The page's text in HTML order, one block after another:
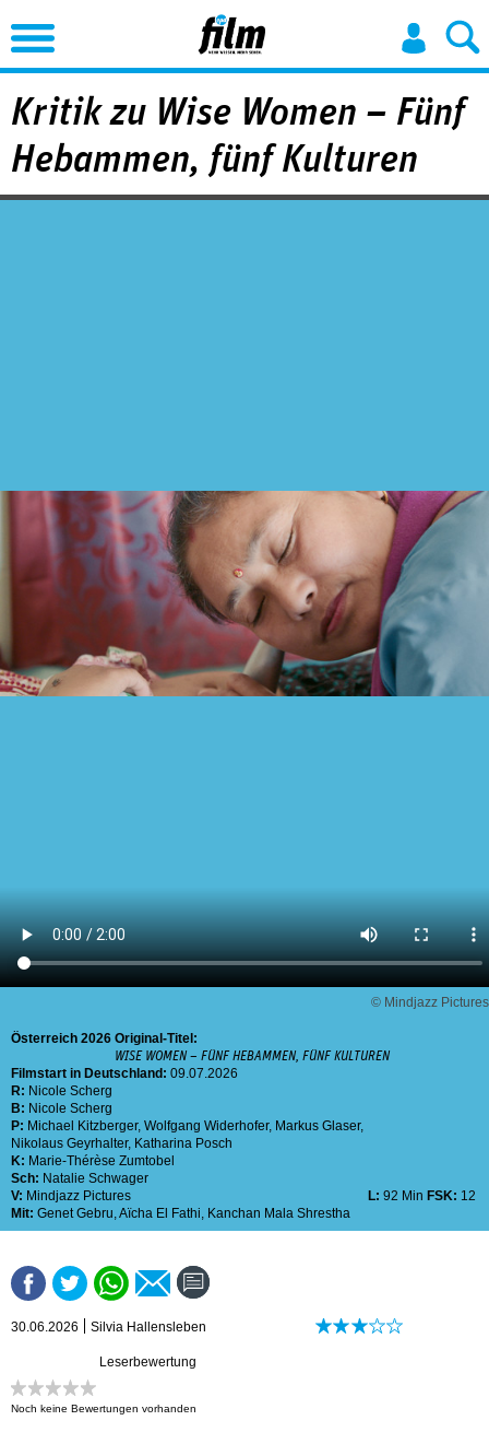
Jump to Navigation
Kritik zu Wise Women – Fünf
Hebammen, fünf Kulturen
© Mindjazz Pictures
Österreich 2026 Original-Titel:
WISE WOMEN – FÜNF HEBAMMEN, FÜNF KULTUREN
Filmstart in Deutschland: 09.07.2026
R: Nicole Scherg
B: Nicole Scherg
P: Michael Kitzberger, Wolfgang Widerhofer, Markus Glaser,
Nikolaus Geyrhalter, Katharina Posch
K: Marie-Thérèse Zumtobel
Sch: Natalie Schwager
V: Mindjazz Pictures L: 92 Min FSK: 12
Mit: Genet Gebru,Aïcha El Fathi, Kanchan Mala Shrestha
30.06.2026 Silvia Hallensleben
Leserbewertung
Noch keine Bewertungen vorhanden